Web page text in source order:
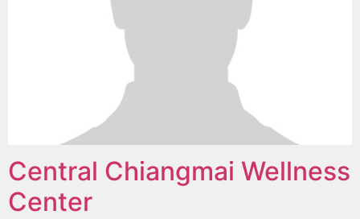
Central Chiangmai Wellness
Center